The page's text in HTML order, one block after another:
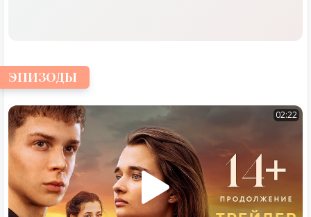
ЭПИЗОДЫ
02:22